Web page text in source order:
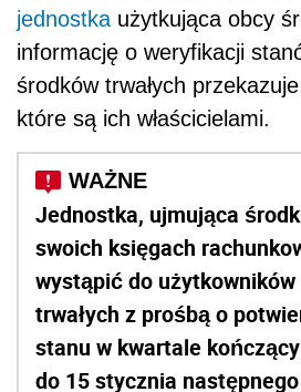
jednostka użytkująca obcy
informację o weryfikacji
środków trwałych
które są ich właścicielami.
Jednostka, ujmująca
swoich księgach
wystąpić do
trwałych z prośbą o
stanu w kwartale
do 15 stycznia